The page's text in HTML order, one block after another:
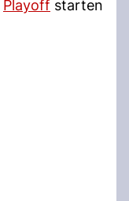
Playoff starten